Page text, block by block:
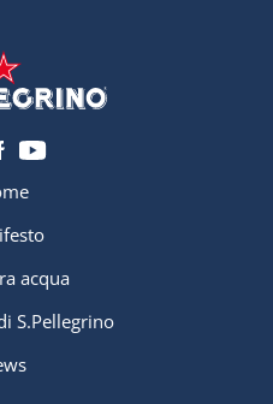
acqua
S.Pellegrino